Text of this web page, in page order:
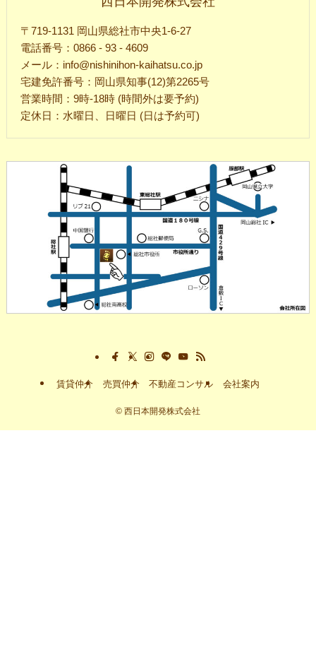
〒719-1131 岡山県総社市中央1-6-27
電話番号：0866 - 93 - 4609
メール：info@nishinihon-kaihatsu.co.jp
宅建免許番号：岡山県知事(12)第2265号
営業時間：9時-18時 (時間外は要予約)
定休日：水曜日、日曜日 (日は予約可)
賃貸仲介 売買仲介 不動産コンサル 会社案内
© 西日本開発株式会社